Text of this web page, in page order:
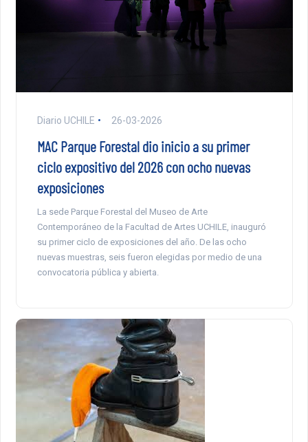
Diario UCHILE 26-03-2026
MAC Parque Forestal dio inicio a su primer
ciclo expositivo del 2026 con ocho nuevas
exposiciones
La sede Parque Forestal del Museo de Arte
Contemporáneo de la Facultad de Artes UCHILE, inauguró
su primer ciclo de exposiciones del año. De las ocho
nuevas muestras, seis fueron elegidas por medio de una
convocatoria pública y abierta.